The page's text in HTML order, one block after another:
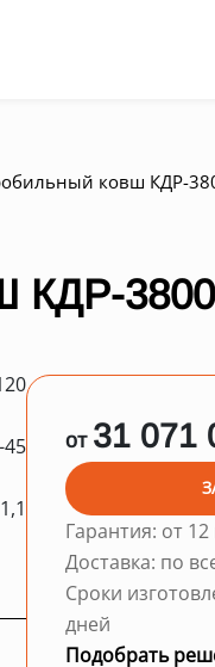
ковш КДР-
3800
45
1,1
от 31 071
Гарантия: от
Доставка: по
Сроки
дней
Подобрать